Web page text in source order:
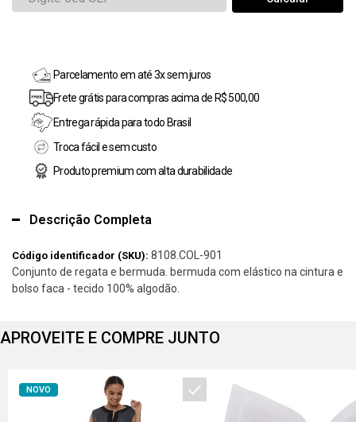
Parcelamento em até 3x sem juros
Frete grátis para compras acima de R$ 500,00
Entrega rápida para todo Brasil
Troca fácil e sem custo
Produto premium com alta durabilidade
Descrição Completa
Código identificador (SKU): 8108.COL-901
Conjunto de regata e bermuda. bermuda com elástico na cintura e
bolso faca - tecido 100% algodão.
APROVEITE E COMPRE JUNTO
NOVO